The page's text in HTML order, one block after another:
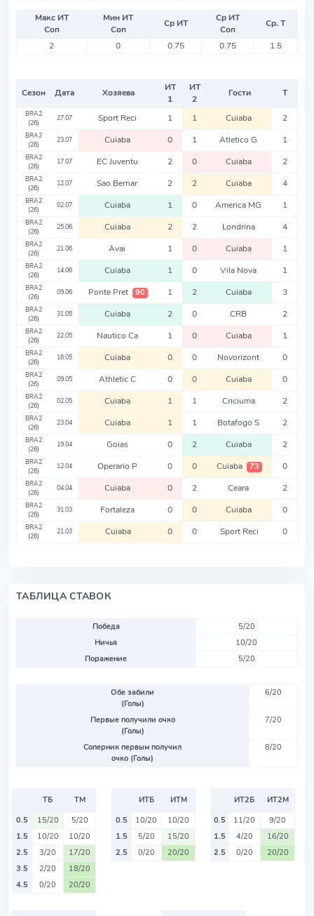
Макс ИТ
Соп
Мин ИТ
Соп
Ср ИТ
Ср ИТ
Соп
Ср. Т
2
0 0.75 0.75 1.5
Сезон Дата Хозяева
ИТ
1
ИТ
2
Гости Т
BRA2
(26)
27.07 Sport Reci 1 1 Cuiaba 2
BRA2
(26)
23.07 Cuiaba 0 1 Atletico G 1
BRA2
(26)
17.07 EC Juventu 2 0 Cuiaba 2
BRA2
(26)
12.07 Sao Bernar 2 2 Cuiaba 4
BRA2
(26)
02.07 Cuiaba 1 0 America MG 1
BRA2
(26)
25.06 Cuiaba 2 2 Londrina 4
BRA2
(26)
21.06 Avai 1 0 Cuiaba 1
BRA2
(26)
14.06 Cuiaba 1 0 Vila Nova 1
BRA2
(26)
09.06 Ponte Pret 90 1 2 Cuiaba 3
BRA2
(26)
31.05 Cuiaba 2 0 CRB 2
BRA2
(26)
22.05 Nautico Ca 1 0 Cuiaba 1
BRA2
(26)
16.05 Cuiaba 0 0 Novorizont 0
BRA2
(26)
09.05 Athletic C 0 0 Cuiaba 0
BRA2
(26)
02.05 Cuiaba 1 1 Criciuma 2
BRA2
(26)
23.04 Cuiaba 1 1 Botafogo S 2
BRA2
(26)
19.04 Goias 0 2 Cuiaba 2
BRA2
(26)
12.04 Operario P 0 0 Cuiaba 73 0
BRA2
(26)
04.04 Cuiaba 0 2 Ceara 2
BRA2
(26)
31.03 Fortaleza 0 0 Cuiaba 0
BRA2
(26)
21.03 Cuiaba 0 0 Sport Reci 0
ТАБЛИЦА СТАВОК
Победа
5/20
Ничья
10/20
Поражение
5/20
Обе забили
(Голы)
6/20
Первые получили очко
(Голы)
7/20
Соперник первым получил
очко (Голы)
8/20
ТБ
ТМ
0.5
15/20
5/20
1.5
10/20
10/20
2.5
3/20
17/20
3.5
2/20
18/20
4.5
0/20 20/20
ИТБ
ИТМ
0.5
10/20
10/20
1.5
5/20
15/20
2.5
0/20 20/20
ИТ2Б
ИТ2М
0.5
11/20
9/20
1.5
4/20
16/20
2.5
0/20 20/20